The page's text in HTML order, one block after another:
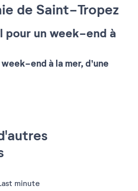
de Saint-Tropez
pour un week-end à
end à la mer, d’une
minute